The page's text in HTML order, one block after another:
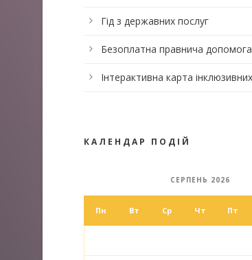
Гід з державних послуг
Безоплатна правнича допомога
Інтерактивна карта
КАЛЕНДАР ПОДІЙ
СЕРПЕНЬ 2026
Пн Вт Ср Чт Пт